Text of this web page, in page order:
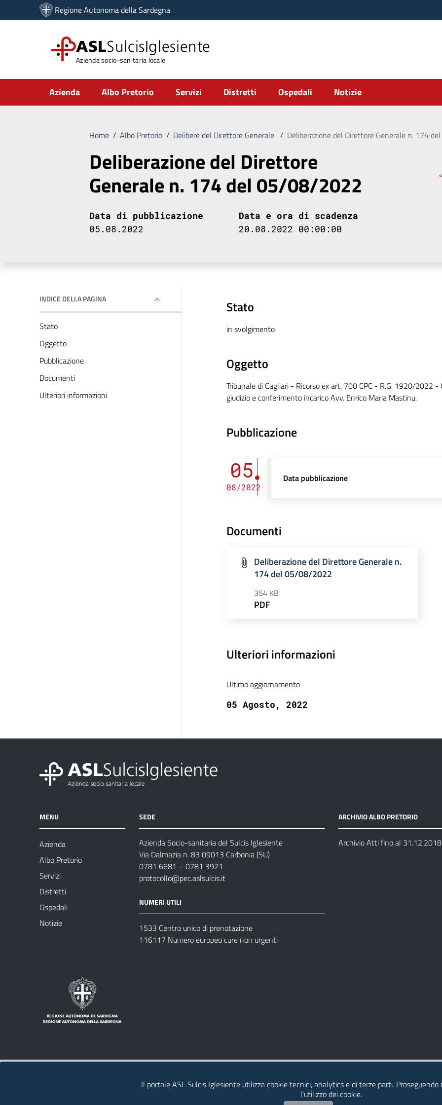
Vai ai contenuti
Vai al menu di navigazione
Regione Autonoma della Sardegna
ASLSulcisIglesiente
Azienda socio-sanitaria locale
Submenu
Azienda Albo Pretorio Servizi Distretti Ospedali Notizie
Home / Albo Pretorio / Delibere del Direttore Generale / Deliberazione del Direttore Generale n. 174
Deliberazione del Direttore
Generale n. 174 del 05/08/2022
Data di pubblicazione
05.08.2022
Data e ora di scadenza
20.08.2022 00:00:00
INDICE DELLA PAGINA
Stato
Oggetto
Pubblicazione
Documenti
Ulteriori informazioni
Stato
in svolgimento
Oggetto
Tribunale di Cagliari - Ricorso ex art. 700 CPC - R.G. 1920/2022 -
giudizio e conferimento incarico Avv. Enrico Maria Mastinu.
Pubblicazione
05
08/2022
Data pubblicazione
Documenti
Deliberazione del Direttore Generale n.
174 del 05/08/2022
354 KB
PDF
Ulteriori informazioni
Ultimo aggiornamento
05 Agosto, 2022
MENU
Azienda
Albo Pretorio
Servizi
Distretti
Ospedali
Notizie
SEDE
Azienda Socio-sanitaria del Sulcis Iglesiente
Via Dalmazia n. 83 09013 Carbonia (SU)
0781 6681 – 0781 3921
protocollo@pec.aslsulcis.it
NUMERI UTILI
1533 Centro unico di prenotazione
116117 Numero europeo cure non urgenti
ARCHIVIO ALBO PRETORIO
Archivio Atti fino al 31.12.2018
Il portale ASL Sulcis Iglesiente utilizza cookie tecnici, analytics e di terze parti.
l’utilizzo dei cookie.